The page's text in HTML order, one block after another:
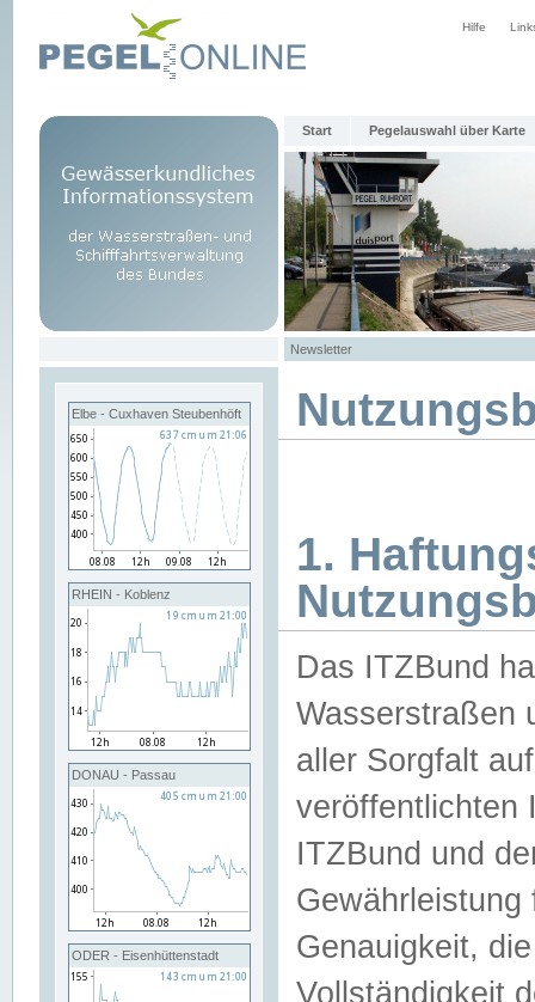
Hilfe
Start Pegelauswahl über Karte
Newsletter
Elbe - Cuxhaven Steubenhöft
RHEIN - Koblenz
DONAU - Passau
ODER - Eisenhüttenstadt
1.
Das ITZBund
Wasserstraßen
aller Sorgfalt
veröffentlichten
ITZBund und
Genauigkeit,
Vollständigkeit